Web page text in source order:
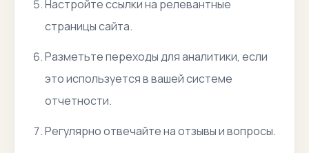
Настройте ссылки на релевантные
страницы сайта.
Разметьте переходы для аналитики, если
это используется в вашей системе
отчетности.
Регулярно отвечайте на отзывы и вопросы.